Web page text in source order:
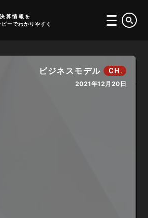
算情報を
ーでわかりやすく
ビジネスモデル CH.
2021年12月20日